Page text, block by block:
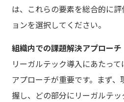
は、これらの要素を総合的に
ョンを選択してください。
組織内での課題解決アプローチ
リーガルテック導入にあたっ
アプローチが重要です。まず
握し、どの部分にリーガルテ